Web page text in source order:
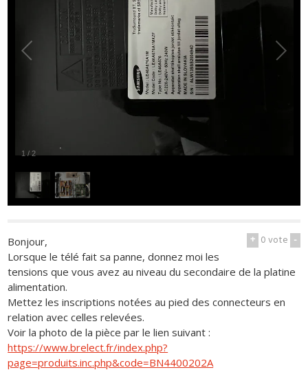
1 / 2
+ 0vote -
Bonjour,
Lorsque le télé fait sa panne, donnez moi les
tensions que vous avez au niveau du secondaire de la platine
alimentation.
Mettez les inscriptions notées au pied des connecteurs en
relation avec celles relevées.
Voir la photo de la pièce par le lien suivant :
https://www.brelect.fr/index.php?
page=produits.inc.php&code=BN4400202A